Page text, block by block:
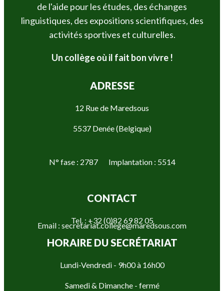
de l'aide pour les études, des échanges
linguistiques, des expositions scientifiques, des
activités sportives et culturelles.
Un collège où il fait bon vivre !
ADRESSE
12 Rue de Maredsous
5537 Denée (Belgique)
N° fase : 2787 Implantation : 5514
CONTACT
Tel. : +32 (0)82 69 82 05
Email : secretariat.college@maredsous.com
HORAIRE DU SECRÉTARIAT
Lundi-Vendredi - 9h00 à 16h00
Samedi & Dimanche - fermé